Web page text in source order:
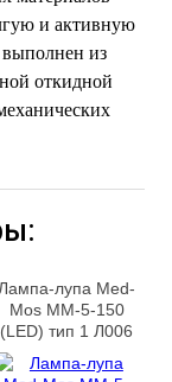
и активную
из
откидной
Лампа-лупа Med-
Mos ММ-5-150
(LED) тип 1 Л006